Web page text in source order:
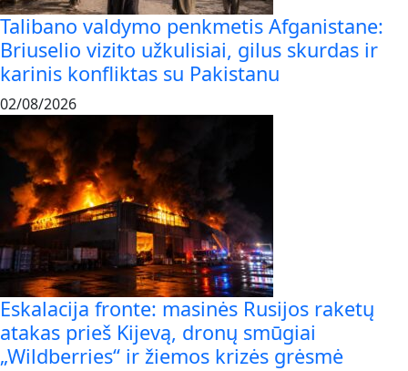
Talibano valdymo penkmetis Afganistane:
Briuselio vizito užkulisiai, gilus skurdas ir
karinis konfliktas su Pakistanu
02/08/2026
Eskalacija fronte: masinės Rusijos raketų
atakas prieš Kijevą, dronų smūgiai
„Wildberries“ ir žiemos krizės grėsmė